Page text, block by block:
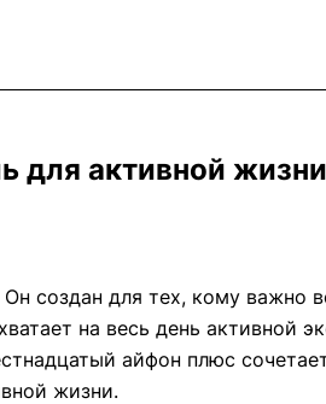
для активной жизни
создан для тех, кому важно
на весь день активной
айфон плюс
жизни.